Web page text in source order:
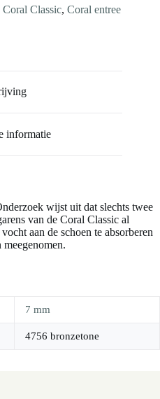
Coral Classic, Coral entree
informatie
wijst uit dat slechts twee
van de Coral Classic al
aan de schoen te absorberen
7 mm
4756 bronzetone